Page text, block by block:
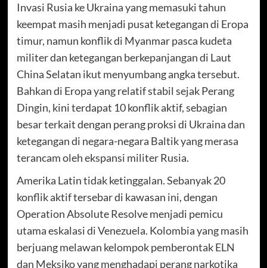
Invasi Rusia ke Ukraina yang memasuki tahun
keempat masih menjadi pusat ketegangan di Eropa
timur, namun konflik di Myanmar pasca kudeta
militer dan ketegangan berkepanjangan di Laut
China Selatan ikut menyumbang angka tersebut.
Bahkan di Eropa yang relatif stabil sejak Perang
Dingin, kini terdapat 10 konflik aktif, sebagian
besar terkait dengan perang proksi di Ukraina dan
ketegangan di negara-negara Baltik yang merasa
terancam oleh ekspansi militer Rusia.
Amerika Latin tidak ketinggalan. Sebanyak 20
konflik aktif tersebar di kawasan ini, dengan
Operation Absolute Resolve menjadi pemicu
utama eskalasi di Venezuela. Kolombia yang masih
berjuang melawan kelompok pemberontak ELN
dan Meksiko yang menghadapi perang narkotika